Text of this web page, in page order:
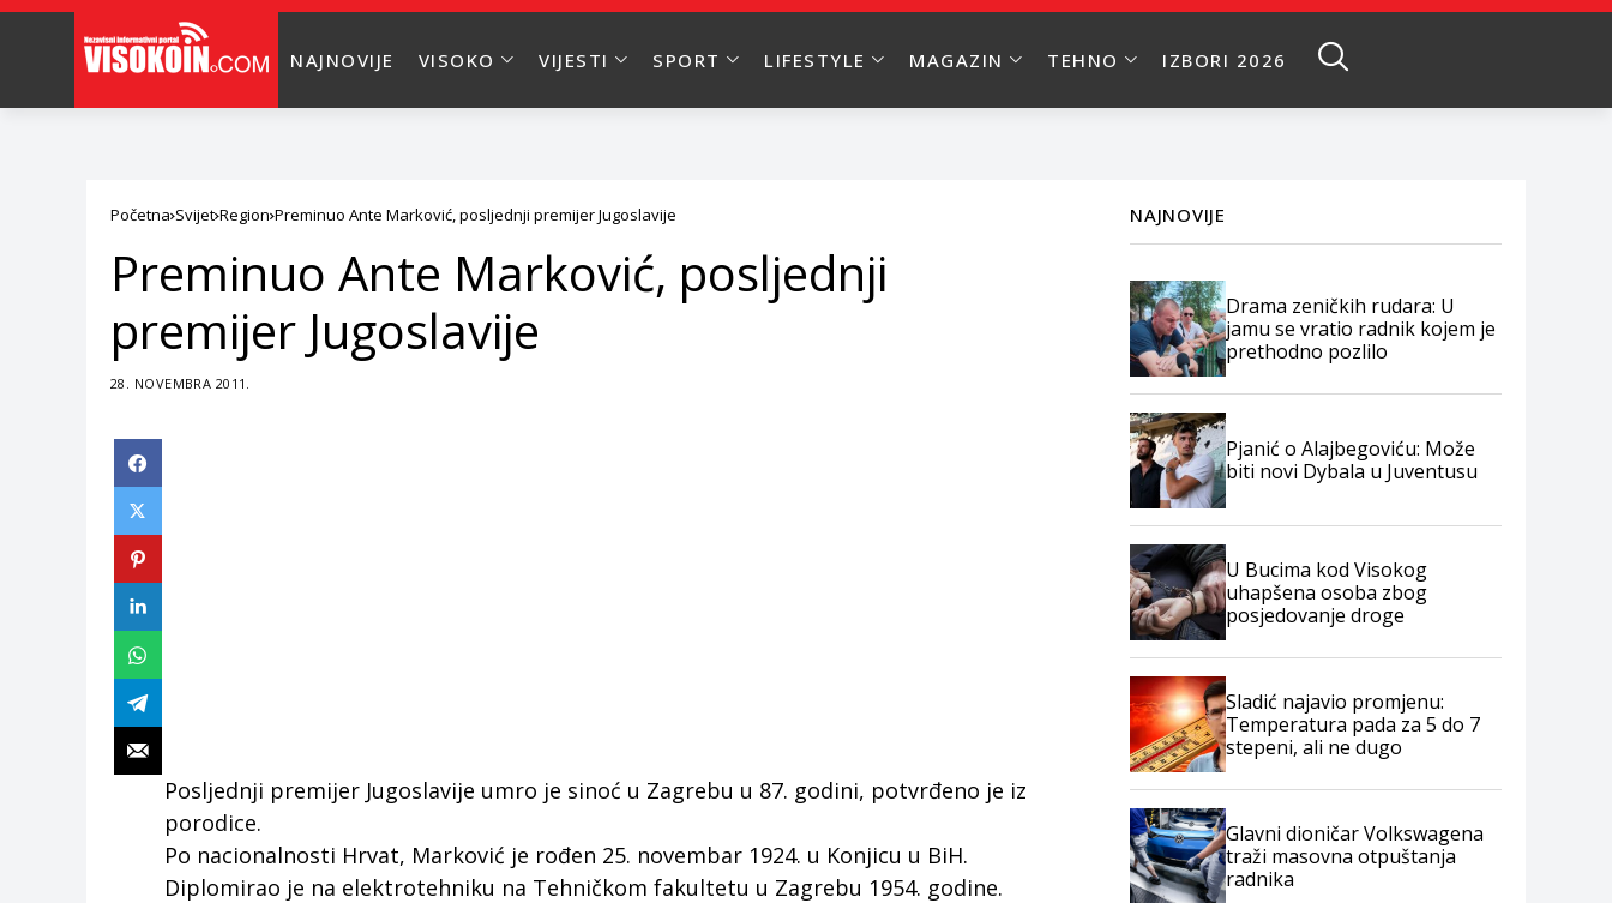
NAJNOVIJE VISOKO VIJESTI SPORT LIFESTYLE MAGAZIN TEHNO IZBORI 2026
Početna Svijet Region Preminuo Ante Marković, posljednji premijer Jugoslavije
Preminuo Ante Marković, posljednji
premijer Jugoslavije
28. NOVEMBRA 2011.
Posljednji premijer Jugoslavije umro je sinoć u Zagrebu u 87. godini, potvrđeno je iz
porodice.
Po nacionalnosti Hrvat, Marković je rođen 25. novembar 1924. u Konjicu u BiH.
Diplomirao je na elektrotehniku na Tehničkom fakultetu u Zagrebu 1954. godine.
NAJNOVIJE
Drama zeničkih rudara: U
jamu se vratio radnik kojem je
prethodno pozlilo
Pjanić o Alajbegoviću: Može
biti novi Dybala u Juventusu
U Bucima kod Visokog
uhapšena osoba zbog
posjedovanje droge
Sladić najavio promjenu:
Temperatura pada za 5 do 7
stepeni, ali ne dugo
Glavni dioničar Volkswagena
traži masovna otpuštanja
radnika